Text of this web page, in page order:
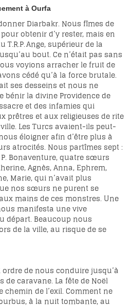
à Ourfa
Diarbakr. Nous fîmes de
obtenir d’y rester, mais en
Ange, supérieur de la
bout. Ce n’était pas sans
voyions arracher le fruit de
cédé qu’à la force brutale.
ses desseins et nous ne
la divine Providence de
et des infamies qui
prêtres et aux religieuses de rite
Les Turcs avaient-ils peut-
éloigner afin d’être plus à
atrocités. Nous partîmes sept :
P. Bonaventure, quatre sœurs
Agnès, Anna, Ephrem,
Marie, qui n’avait plus
nos sœurs ne purent se
mains de ces monstres. Une
manifesta une vive
départ. Beaucoup nous
de la ville, au risque de se
de nous conduire jusqu’à
caravane. La fête de Noël
de l’exil. Comment ne
à la nuit tombante, au